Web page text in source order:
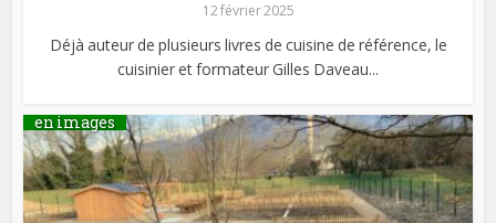
12 février 2025
Déjà auteur de plusieurs livres de cuisine de référence, le
cuisinier et formateur Gilles Daveau...
en images